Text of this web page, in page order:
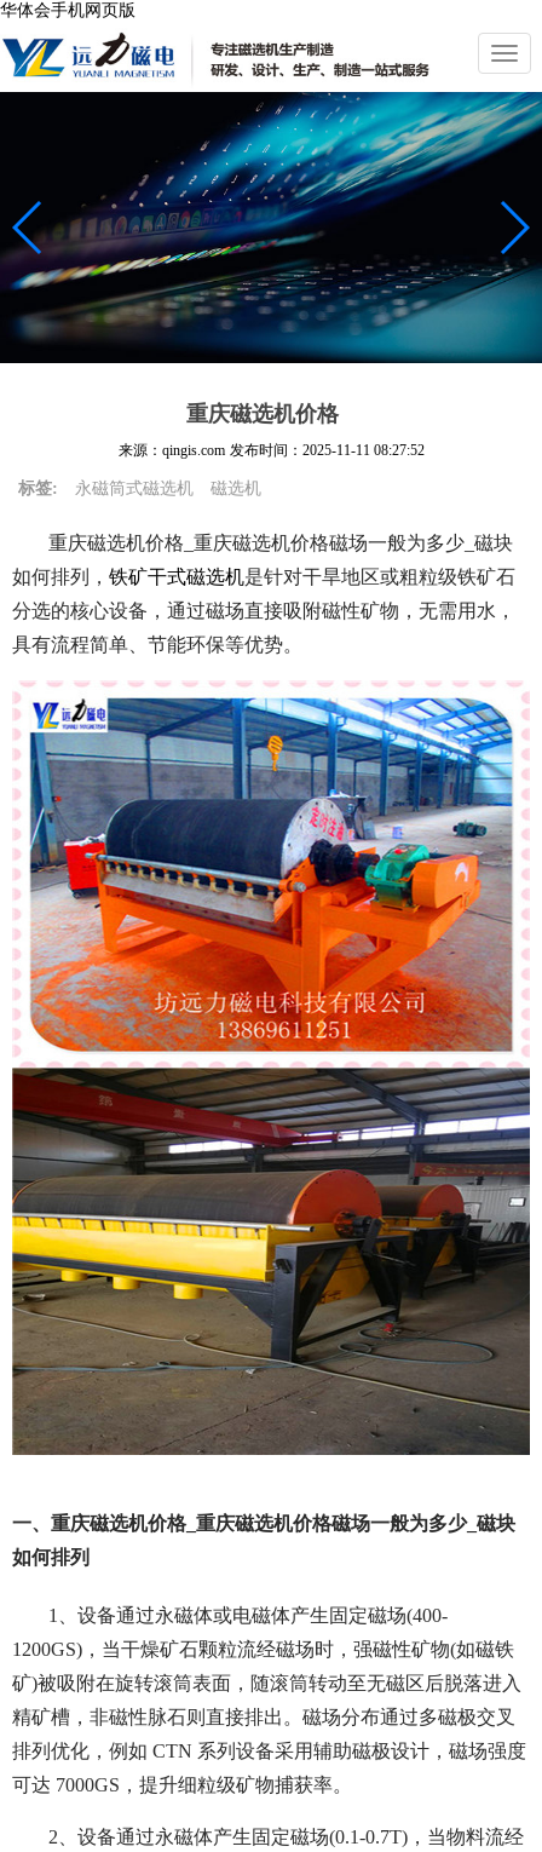
华体会手机网页版
切
换
导
航
重庆磁选机价格
来源：qingis.com 发布时间： 2025-11-11 08:27:52
标签: 永磁筒式磁选机 磁选机
重庆磁选机价格_重庆磁选机价格磁场一般为多少_磁块
如何排列， 铁矿干式磁选机是针对干旱地区或粗粒级铁矿石
分选的核心设备，通过磁场直接吸附磁性矿物，无需用水，
具有流程简单、节能环保等优势。
一、重庆磁选机价格_重庆磁选机价格磁场一般为多少_磁块
如何排列
1、设备通过永磁体或电磁体产生固定磁场(400-
1200GS)，当干燥矿石颗粒流经磁场时，强磁性矿物(如磁铁
矿)被吸附在旋转滚筒表面，随滚筒转动至无磁区后脱落进入
精矿槽，非磁性脉石则直接排出。磁场分布通过多磁极交叉
排列优化，例如 CTN 系列设备采用辅助磁极设计，磁场强度
可达 7000GS，提升细粒级矿物捕获率。
2、设备通过永磁体产生固定磁场(0.1-0.7T)，当物料流经